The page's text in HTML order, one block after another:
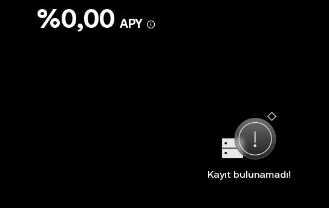
%0,00 APY
Kayıt bulunamadı!